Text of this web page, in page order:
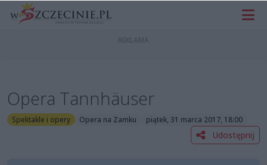
Opera Tannhäuser
Spektakle i opery Opera na Zamku piątek, 31 marca 2017, 18:00
Udostępnij